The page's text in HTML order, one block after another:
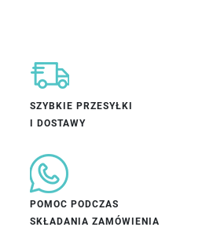
SZYBKIE PRZESYŁKI
I DOSTAWY
POMOC PODCZAS
SKŁADANIA ZAMÓWIENIA